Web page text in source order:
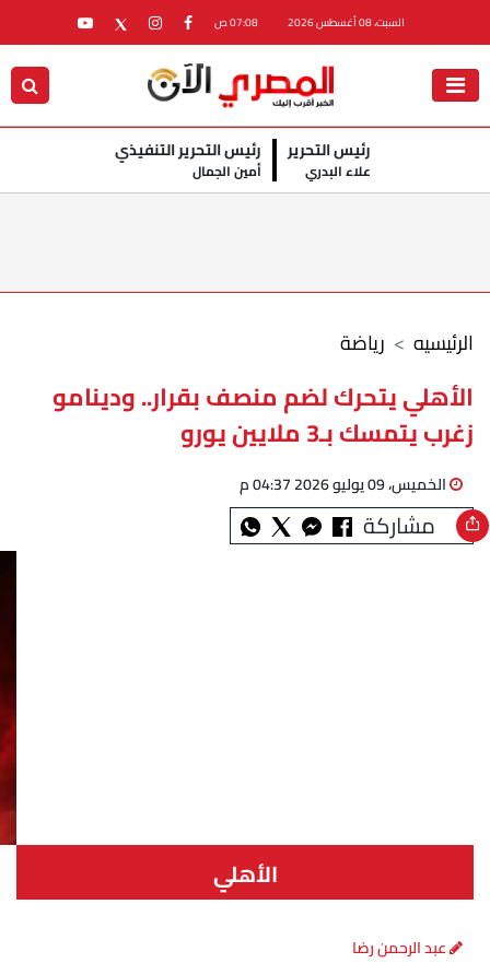
السبت، 08 أغسطس 2026
رئيس التحرير
علاء البدري
رئيس التحرير التنفيذي
أمين الجمال
رياضة الرئيسيه
الأهلي يتحرك لضم منصف بقرار.. ودينامو
زغرب يتمسك بـ3 ملايين يورو
الخميس، 09 يوليو 2026 04:37 م
مشاركة
الأهلي
عبد الرحمن رضا